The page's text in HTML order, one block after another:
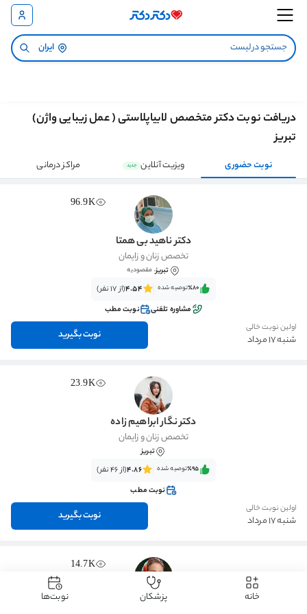
ایران
دریافت نوبت دکتر متخصص لابیاپلاستی ( عمل زیبایی واژن)
تبریز
نوبت حضوری ویزیت آنلاین جدید مراکز درمانی
96.9K
دکتر ناهید بی همتا
تخصص زنان و زایمان
تبریز، مقصودیه
٪80‌‌‌توصیه شده 4.54(از 17 نفر)
مشاوره تلفنی
نوبت مطب
اولین نوبت خالی
شنبه 17 مرداد نوبت بگیرید
23.9K
دکتر نگار ابراهیم زاده
تخصص زنان و زایمان
تبریز
٪95‌‌‌توصیه شده 4.86(از 46 نفر)
نوبت مطب
اولین نوبت خالی
شنبه 17 مرداد نوبت بگیرید
14.7K
دکتر شرمین پژواک خانه پزشکان نوبت‌ها